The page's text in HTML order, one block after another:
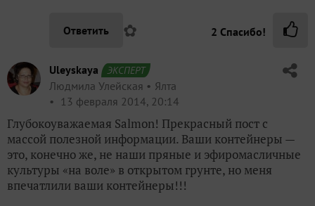
Ответить ✿ 2 Спасибо!
Uleyskaya ЭКСПЕРТ
Людмила Улейская
Ялта
13 февраля 2014, 20:14
Глубокоуважаемая Salmon! Прекрасный пост с
массой полезной информации. Ваши контейнеры —
это, конечно же, не наши пряные и эфиромасличные
культуры «на воле» в открытом грунте, но меня
впечатлили ваши контейнеры!!!